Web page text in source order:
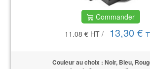
Commander
11.08 € HT / 13,30 €
Couleur au choix : Noir, Bleu,